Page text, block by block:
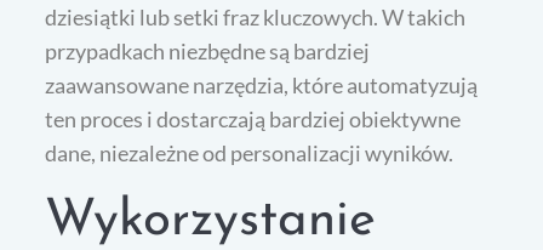
dziesiątki lub setki fraz kluczowych. W takich
przypadkach niezbędne są bardziej
zaawansowane narzędzia, które automatyzują
ten proces i dostarczają bardziej obiektywne
dane, niezależne od personalizacji wyników.
Wykorzystanie